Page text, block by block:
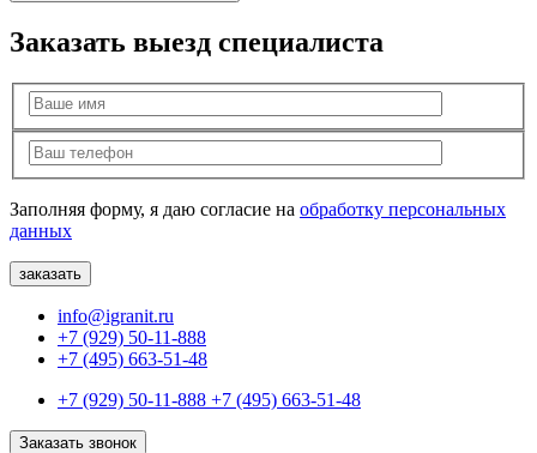
Заказать выезд специалиста
Заполняя форму, я даю согласие на обработку персональных
данных
info@igranit.ru
+7 (929) 50-11-888
+7 (495) 663-51-48
+7 (929) 50-11-888 +7 (495) 663-51-48
Заказать звонок